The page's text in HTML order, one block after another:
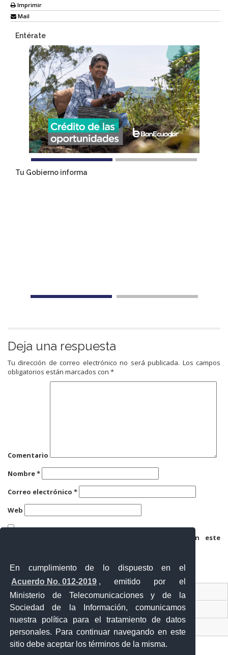
En cumplimiento de lo dispuesto en el
Acuerdo No. 012-2019 , emitido por el
Ministerio de Telecomunicaciones y de la
Sociedad de la Información, comunicamos
nuestra política para el tratamiento de datos
personales. Para continuar navegando en este
sitio debe aceptar los términos de la misma.
Imprimir
Mail
Entérate
Tu Gobierno informa
Deja una respuesta
Tu dirección de correo electrónico no será publicada. Los campos
obligatorios están marcados con *
Comentario
Nombre*
Correo electrónico *
Web
Guarda mi nombre, correo electrónico y web en este
Contacto Ciudadano
Ventanilla Única de Comercio Exterior
Sistema Nacional de Información (SNI)